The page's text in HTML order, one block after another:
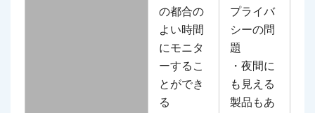
の都合の
よい時間
にモニタ
ーするこ
とができ
る
プライバ
シーの問
題
・夜間に
も見える
製品もあ